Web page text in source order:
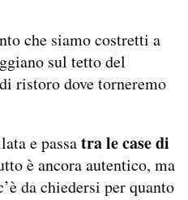
che siamo costretti a
sul tetto del
ristoro dove torneremo
e passatra le case di
è ancora autentico, ma
da chiedersi per quanto